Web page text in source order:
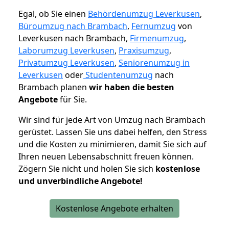
Egal, ob Sie einen Behördenumzug Leverkusen,
Büroumzug nach Brambach, Fernumzug von
Leverkusen nach Brambach, Firmenumzug,
Laborumzug Leverkusen, Praxisumzug,
Privatumzug Leverkusen, Seniorenumzug in
Leverkusen oderStudentenumzug nach
Brambach planen wir haben die besten
Angebotefür Sie.
Wir sind für jede Art von Umzug nach Brambach
gerüstet. Lassen Sie uns dabei helfen, den Stress
und die Kosten zu minimieren, damit Sie sich auf
Ihren neuen Lebensabschnitt freuen können.
Zögern Sie nicht und holen Sie sich kostenlose
und unverbindliche Angebote!
Kostenlose Angebote erhalten